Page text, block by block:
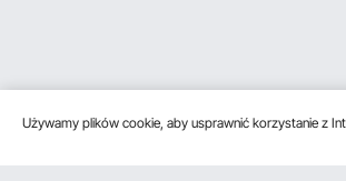
Używamy plików cookie, aby usprawnić korzystanie z